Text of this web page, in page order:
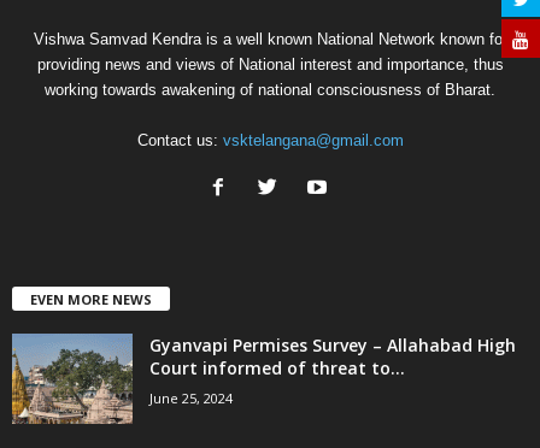
Vishwa Samvad Kendra is a well known National Network known for
providing news and views of National interest and importance, thus
working towards awakening of national consciousness of Bharat.
Contact us: vsktelangana@gmail.com
EVEN MORE NEWS
Gyanvapi Permises Survey – Allahabad High
Court informed of threat to...
June 25, 2024